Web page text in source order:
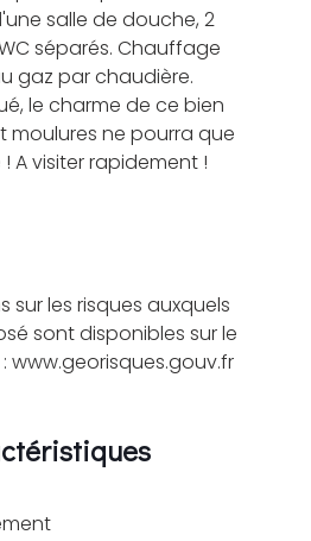
salle de douche, 2
séparés. Chauffage
gaz par chaudière.
le charme de ce bien
ne pourra que
A visiter rapidement !
sur les risques auxquels
sont disponibles sur le
www.georisques.gouv.fr